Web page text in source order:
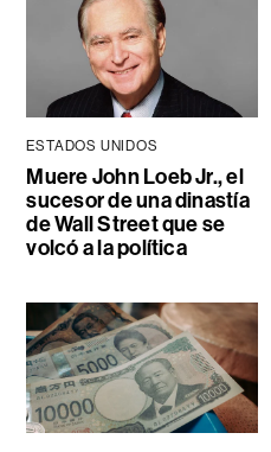
ESTADOS UNIDOS
Muere John Loeb Jr., el
sucesor de una dinastía
de Wall Street que se
volcó a la política